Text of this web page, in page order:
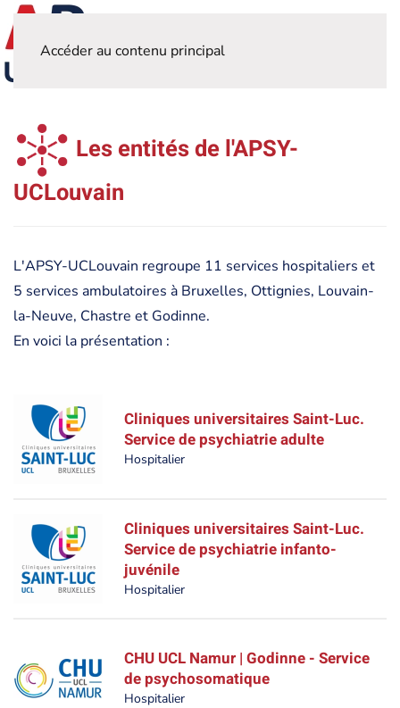
Accéder au contenu principal
Les entités de l'APSY-
UCLouvain
L'APSY-UCLouvain regroupe 11 services hospitaliers et
5 services ambulatoires à Bruxelles, Ottignies, Louvain-
la-Neuve, Chastre et Godinne.
En voici la présentation :
Cliniques universitaires Saint-Luc.
Service de psychiatrie adulte
Hospitalier
Cliniques universitaires Saint-Luc.
Service de psychiatrie infanto-
juvénile
Hospitalier
CHU UCL Namur | Godinne - Service
de psychosomatique
Hospitalier